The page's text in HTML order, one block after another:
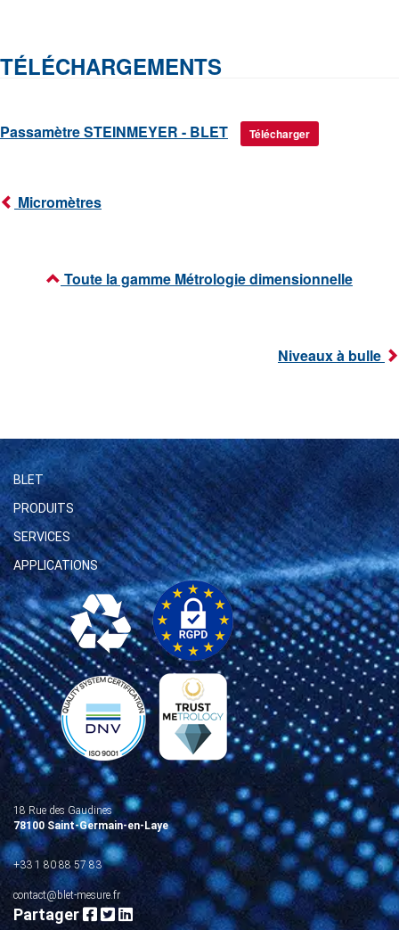
TÉLÉCHARGEMENTS
Passamètre STEINMEYER - BLET Télécharger
Micromètres
Toute la gamme Métrologie dimensionnelle
Niveaux à bulle
BLET
PRODUITS
SERVICES
APPLICATIONS
18 Rue des Gaudines
78100 Saint-Germain-en-Laye
+33 1 80 88 57 83
contact@blet-mesure.fr
Partager